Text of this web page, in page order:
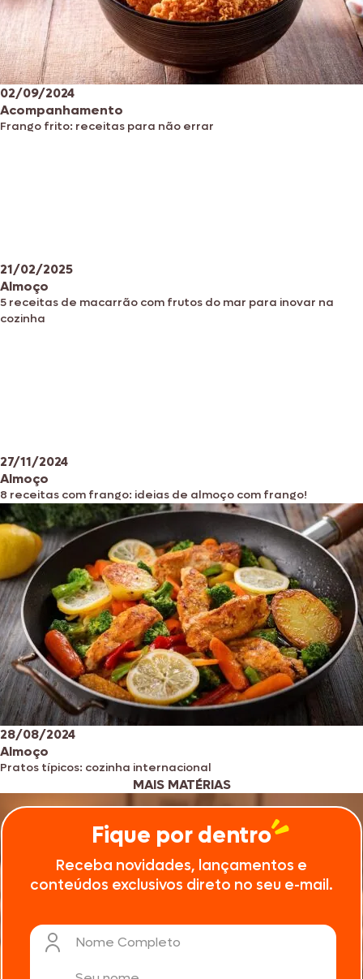
02/09/2024
Acompanhamento
Frango frito: receitas para não errar
21/02/2025
Almoço
5 receitas de macarrão com frutos do mar para inovar na
cozinha
27/11/2024
Almoço
8 receitas com frango: ideias de almoço com frango!
28/08/2024
Almoço
Pratos típicos: cozinha internacional
MAIS MATÉRIAS
Fique por dentro
Receba novidades, lançamentos e
conteúdos exclusivos direto no seu e-mail.
Nome Completo